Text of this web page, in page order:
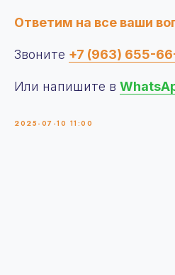
Ответим на все ваши
Звоните +7 (963) 655-
Или напишите в
2025-07-10 11:00
Статьи
© 2025 OOO “ФОМОС”
Все права защищены. Любое
труда
Политика конфиденциальности